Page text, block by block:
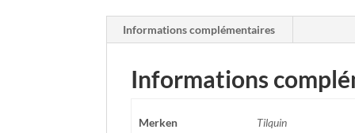
Informations complémentaires
Informations
Merken Tilquin